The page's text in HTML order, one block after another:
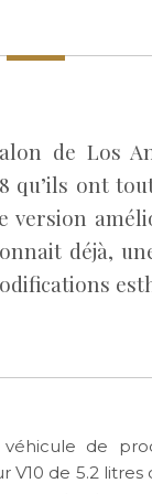
de Los
qu’ils ont
version
déjà,
de
V10 de 5.2